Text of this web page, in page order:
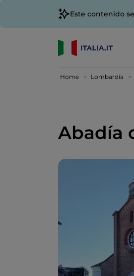
Este contenido
Home Lombardía
Abadía